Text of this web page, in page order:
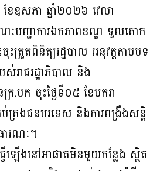
ែឧសភា ឆ្នាំ២០២៦ វេលា
បញ្ជាការឯកភាពខណ្ឌ ទួលគោក
ះត្រួតពិនិត្យរដ្ឋបាល អនុវត្តតាមបទ
រាជរដ្ឋាភិបាល និង
.បក ចុះថ្ងៃទី០៥ ខែមករា
គ្រងជនបរទេស និងការពង្រឹងសន្តិ
រណៈ។
វើឡើងនៅអាផាតមិនមួយកន្លែង ស្ថិត